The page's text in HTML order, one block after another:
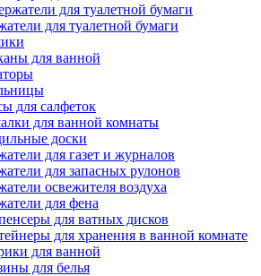
для туалетной бумаги
для ванной
для салфеток
для ванной комнаты
доски
для газет и журналов
для запасных рулонов
освежителя воздуха
для фена
для ватных дисков
для хранения в ванной комнате
для ванной
для белья
зеркала